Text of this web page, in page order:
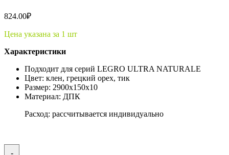
824.00₽
Цена указана за 1 шт
Характеристики
Подходит для серий LEGRO ULTRA NATURALE
Цвет: клен, грецкий орех, тик
Размер: 2900x150x10
Материал: ДПК
Расход: рассчитывается индивидуально
-